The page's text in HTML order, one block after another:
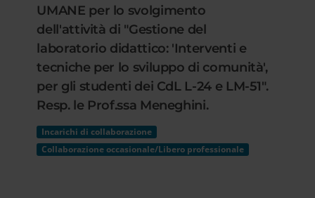
UMANE per lo svolgimento
dell'attività di "Gestione del
laboratorio didattico: 'Interventi e
tecniche per lo sviluppo di comunità',
per gli studenti dei CdL L-24 e LM-51".
Resp. le Prof.ssa Meneghini.
Incarichi di collaborazione
Collaborazione occasionale/Libero professionale